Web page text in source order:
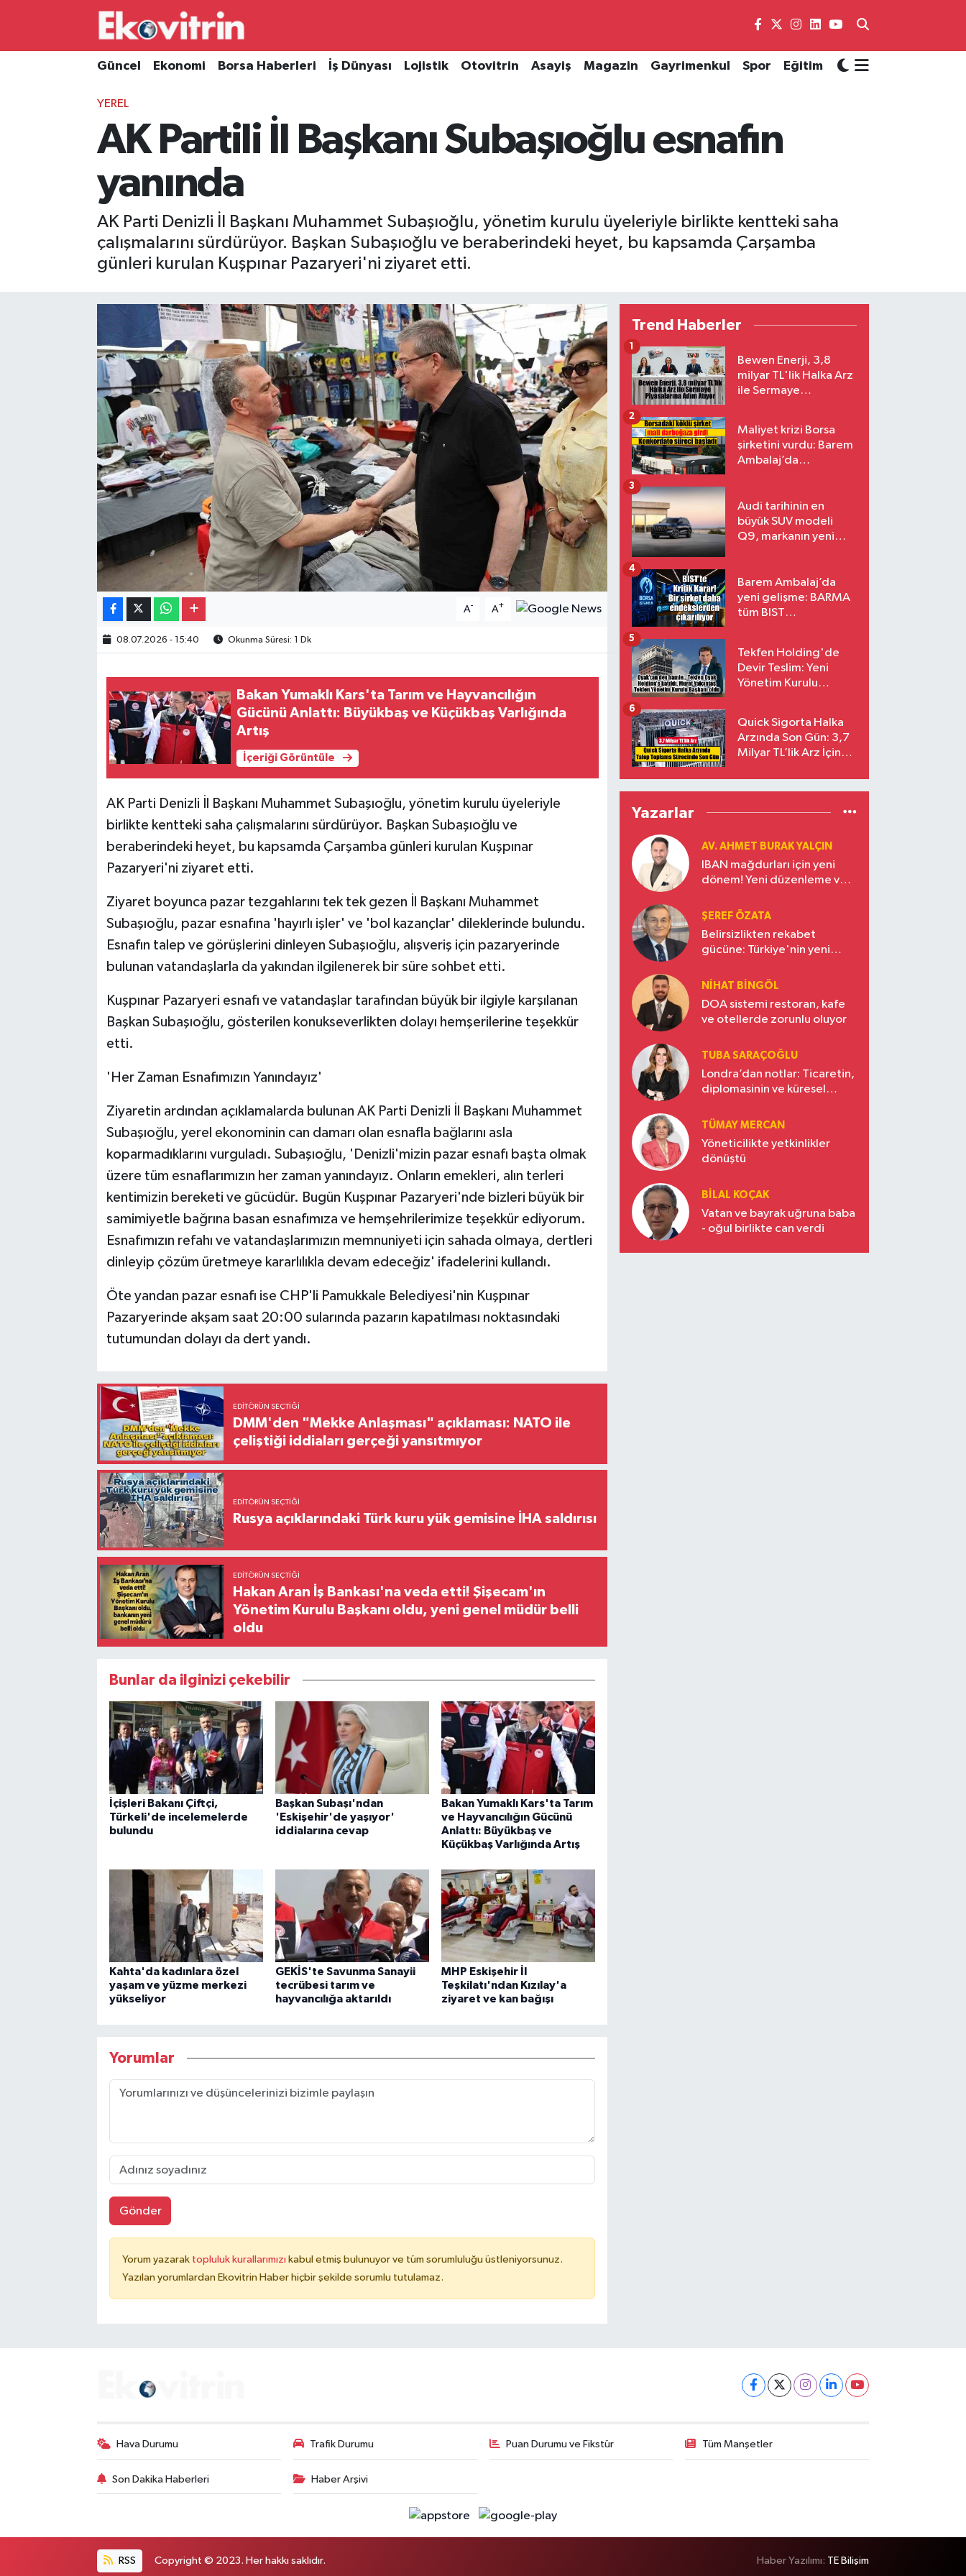
Güncel Ekonomi Borsa Haberleri İş Dünyası Lojistik Otovitrin Asayiş Magazin Gayrimenkul Spor Eğitim
YEREL
AK Partili İl Başkanı Subaşıoğlu esnafın
yanında
AK Parti Denizli İl Başkanı Muhammet Subaşıoğlu, yönetim kurulu üyeleriyle birlikte kentteki saha
çalışmalarını sürdürüyor. Başkan Subaşıoğlu ve beraberindeki heyet, bu kapsamda Çarşamba
günleri kurulan Kuşpınar Pazaryeri'ni ziyaret etti.
A- A+
08.07.2026 - 15:40 Okunma Süresi: 1 Dk
Bakan Yumaklı Kars'ta Tarım ve Hayvancılığın
Gücünü Anlattı: Büyükbaş ve Küçükbaş Varlığında
Artış
İçeriği Görüntüle
AK Parti Denizli İl Başkanı Muhammet Subaşıoğlu, yönetim kurulu üyeleriyle
birlikte kentteki saha çalışmalarını sürdürüyor. Başkan Subaşıoğlu ve
beraberindeki heyet, bu kapsamda Çarşamba günleri kurulan Kuşpınar
Pazaryeri'ni ziyaret etti.
Ziyaret boyunca pazar tezgahlarını tek tek gezen İl Başkanı Muhammet
Subaşıoğlu, pazar esnafına 'hayırlı işler' ve 'bol kazançlar' dileklerinde bulundu.
Esnafın talep ve görüşlerini dinleyen Subaşıoğlu, alışveriş için pazaryerinde
bulunan vatandaşlarla da yakından ilgilenerek bir süre sohbet etti.
Kuşpınar Pazaryeri esnafı ve vatandaşlar tarafından büyük bir ilgiyle karşılanan
Başkan Subaşıoğlu, gösterilen konukseverlikten dolayı hemşerilerine teşekkür
etti.
'Her Zaman Esnafımızın Yanındayız'
Ziyaretin ardından açıklamalarda bulunan AK Parti Denizli İl Başkanı Muhammet
Subaşıoğlu, yerel ekonominin can damarı olan esnafla bağlarını asla
koparmadıklarını vurguladı. Subaşıoğlu, 'Denizli'mizin pazar esnafı başta olmak
üzere tüm esnaflarımızın her zaman yanındayız. Onların emekleri, alın terleri
kentimizin bereketi ve gücüdür. Bugün Kuşpınar Pazaryeri'nde bizleri büyük bir
samimiyetle bağrına basan esnafımıza ve hemşehrilerimize teşekkür ediyorum.
Esnafımızın refahı ve vatandaşlarımızın memnuniyeti için sahada olmaya, dertleri
dinleyip çözüm üretmeye kararlılıkla devam edeceğiz' ifadelerini kullandı.
Öte yandan pazar esnafı ise CHP'li Pamukkale Belediyesi'nin Kuşpınar
Pazaryerinde akşam saat 20:00 sularında pazarın kapatılması noktasındaki
tutumundan dolayı da dert yandı.
EDITÖRÜN SEÇTIĞI
DMM'den "Mekke Anlaşması" açıklaması: NATO ile
çeliştiği iddiaları gerçeği yansıtmıyor
EDITÖRÜN SEÇTIĞI
Rusya açıklarındaki Türk kuru yük gemisine İHA saldırısı
EDITÖRÜN SEÇTIĞI
Hakan Aran İş Bankası'na veda etti! Şişecam'ın
Yönetim Kurulu Başkanı oldu, yeni genel müdür belli
oldu
Bunlar da ilginizi çekebilir
İçişleri Bakanı Çiftçi,
Türkeli'de incelemelerde
bulundu
Başkan Subaşı'ndan
'Eskişehir'de yaşıyor'
iddialarına cevap
Bakan Yumaklı Kars'ta Tarım
ve Hayvancılığın Gücünü
Anlattı: Büyükbaş ve
Küçükbaş Varlığında Artış
Kahta'da kadınlara özel
yaşam ve yüzme merkezi
yükseliyor
GEKİS'te Savunma Sanayii
tecrübesi tarım ve
hayvancılığa aktarıldı
MHP Eskişehir İl
Teşkilatı'ndan Kızılay'a
ziyaret ve kan bağışı
Yorumlar
Gönder
Yorum yazarak topluluk kurallarımızı kabul etmiş bulunuyor ve tüm sorumluluğu üstleniyorsunuz.
Yazılan yorumlardan Ekovitrin Haber hiçbir şekilde sorumlu tutulamaz.
Trend Haberler
Bewen Enerji, 3,8
milyar TL'lik Halka Arz
ile Sermaye
1
Maliyet krizi Borsa
şirketini vurdu: Barem
Ambalaj’da
2
Audi tarihinin en
büyük SUV modeli
Q9, markanın yeni
3
Barem Ambalaj’da
yeni gelişme: BARMA
tüm BIST
4
Tekfen Holding'de
Devir Teslim: Yeni
Yönetim Kurulu
5
Quick Sigorta Halka
Arzında Son Gün: 3,7
Milyar TL’lik Arz İçin
Eriyor
6
Yazarlar
AV. AHMET BURAK YALÇIN
IBAN mağdurları için yeni
dönem! Yeni düzenleme ve
ŞEREF ÖZATA
Belirsizlikten rekabet
gücüne: Türkiye'nin yeni
NIHAT BINGÖL
DOA sistemi restoran, kafe
ve otellerde zorunlu oluyor
TUBA SARAÇOĞLU
Londra’dan notlar: Ticaretin,
diplomasinin ve küresel
Türkiye’nin yükselen gücü
TÜMAY MERCAN
Yöneticilikte yetkinlikler
dönüştü
BILAL KOÇAK
Vatan ve bayrak uğruna baba
- oğul birlikte can verdi
Hava Durumu Trafik Durumu Puan Durumu ve Fikstür Tüm Manşetler
Son Dakika Haberleri Haber Arşivi
RSS Copyright © 2023. Her hakkı saklıdır. Haber Yazılımı: TE Bilişim
Güncel
Borsa Haberleri
Gayrimenkul
Hava Durumu
Süper Lig Puan Durumu ve Fikstür
Son Dakika Haberleri
Haber Arşivi